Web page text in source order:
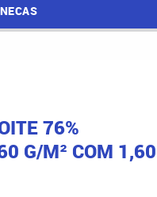
76%
G/M² COM 1,60